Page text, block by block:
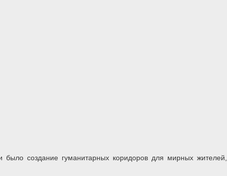
было создание гуманитарных коридоров для мирных жителей,